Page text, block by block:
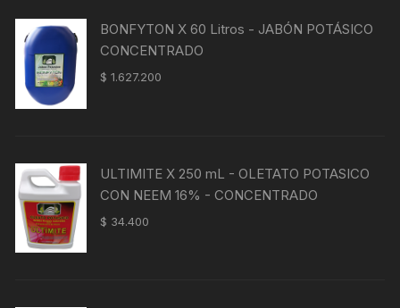
$ 43.500.$ 39.800.
BONFYTON X 60 Litros - JABÓN POTÁSICO
CONCENTRADO
$ 1.627.200
ULTIMITE X 250 mL - OLETATO POTASICO
CON NEEM 16% - CONCENTRADO
$ 34.400